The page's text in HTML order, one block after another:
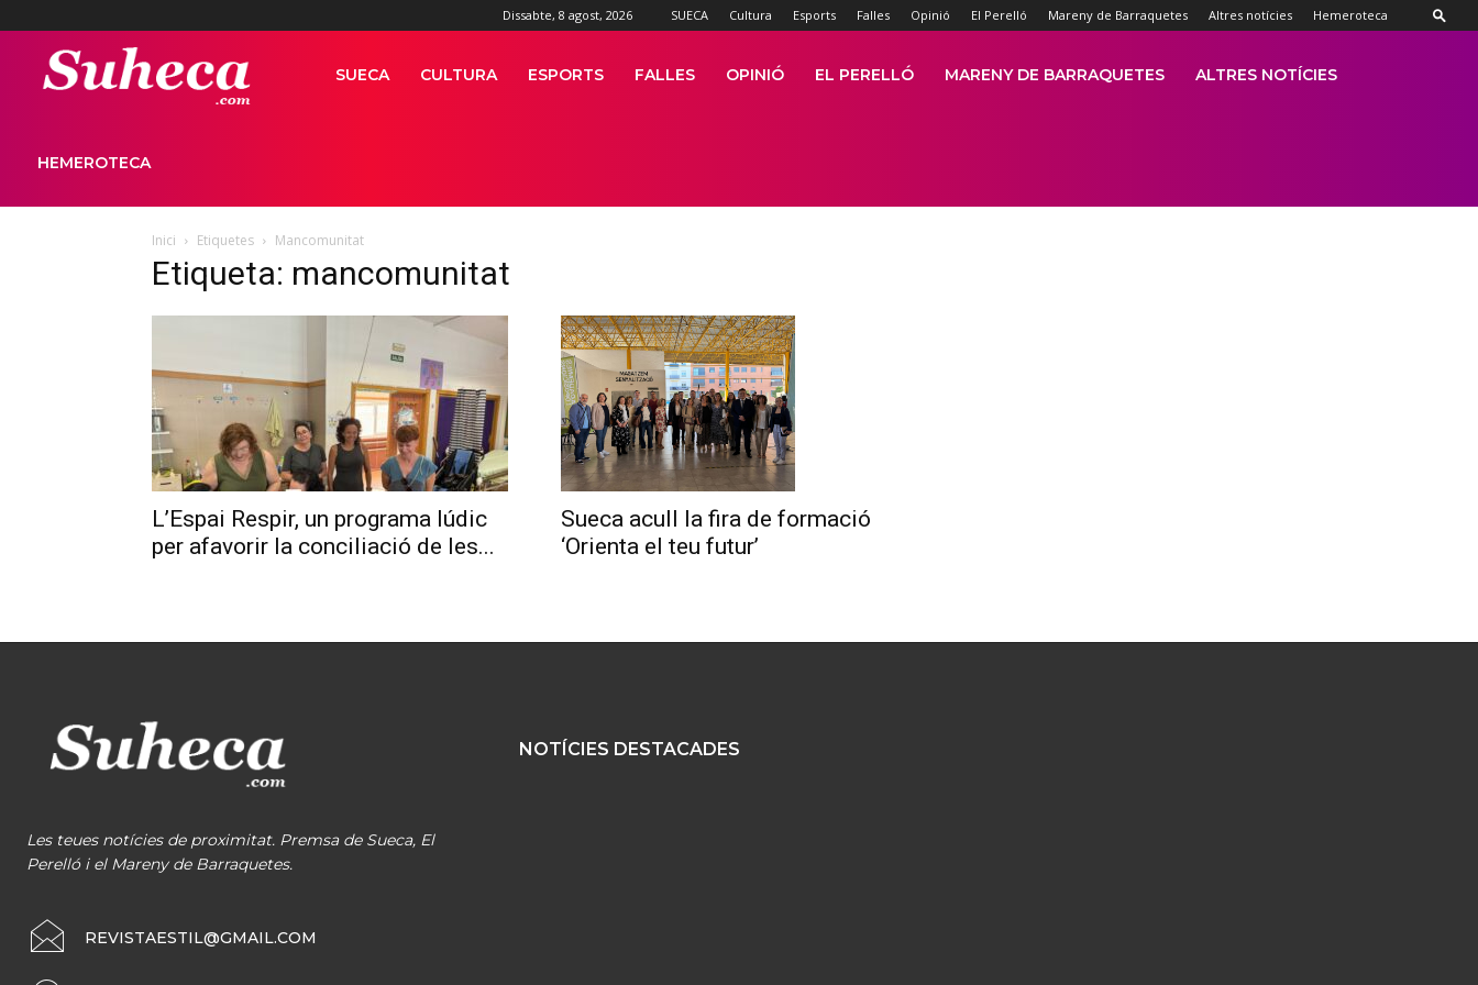
Dissabte, 8 agost, 2026 SUECA Cultura Esports Falles Opinió El Perelló Mareny de Barraquetes Altres notícies Hemeroteca
Suhecapuntcom
SUECA CULTURA ESPORTS FALLES OPINIÓ EL PERELLÓ MARENY DE BARRAQUETES ALTRES NOTÍCIES
HEMEROTECA
Inici Etiquetes Mancomunitat
Etiqueta: mancomunitat
L’Espai Respir, un programa lúdic
per afavorir la conciliació de les...
Sueca acull la fira de formació
‘Orienta el teu futur’
Les teues notícies de proximitat. Premsa de Sueca, El
Perelló i el Mareny de Barraquetes.
REVISTAESTIL@GMAIL.COM
NOTÍCIES DESTACADES